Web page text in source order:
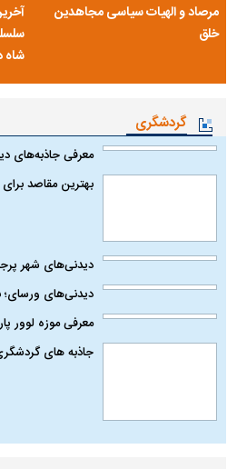
مرصاد و الهیات سیاسی مجاهدین
خلق
شاه
گردشگری
معرفی جاذبه‌های
بهترین مقاصد برای
دیدنی‌های شهر
دیدنی‌های ورسای؛
معرفی موزه لوور
جاذبه های